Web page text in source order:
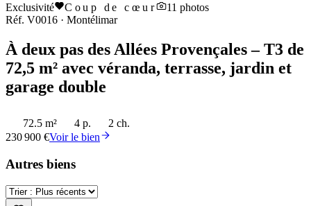
Exclusivité Coup de cœur 11 photos
Réf. V0016 · Montélimar
À deux pas des Allées Provençales – T3 de
72,5 m² avec véranda, terrasse, jardin et
garage double
72.5 m² 4 p.
2 ch.
230 900 €Voir le bien
Autres biens